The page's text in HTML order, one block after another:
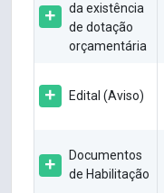
da existência
de dotação
orçamentária
Edital (Aviso)
Documentos
de Habilitação